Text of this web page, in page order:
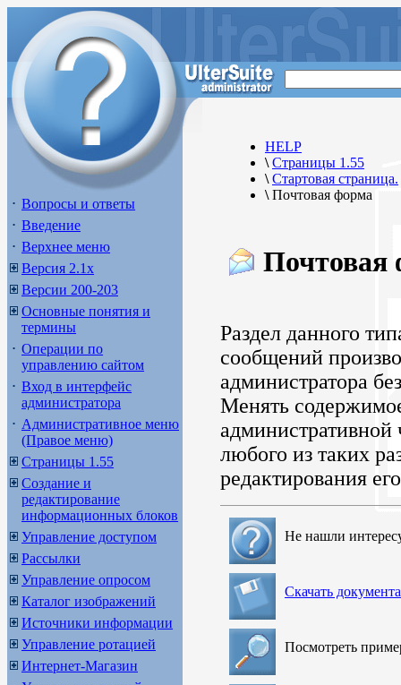
Вопросы и ответы
Введение
Верхнее меню
Версия 2.1х
Версии 200-203
Основные понятия и
термины
Операции по
управлению сайтом
Вход в интерфейс
администратора
Административное меню
(Правое меню)
Страницы 1.55
Создание и
редактирование
информационных блоков
Управление доступом
Рассылки
Управление опросом
Каталог изображений
Источники информации
Управление ротацией
Интернет-Магазин
HELP
\Страницы 1.55
\Стартовая страница.
\Почтовая форма
Почтовая
Раздел данного
сообщений
администратора
Менять
любого из таких
редактирования
Не нашли
Скачать
Посмотреть